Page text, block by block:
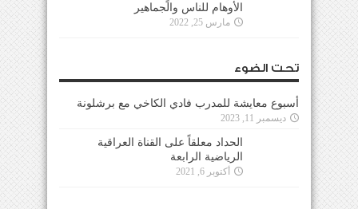
الأوهام للناس والجماهير
مارس 25, 2022
تحت الضوء
أسبوع معايشة للمدرب فادي الكاخي مع برشلونة
ديسمبر 11, 2023
الحداد معلقاً على القناة العراقية
الرياضية الرابعة
أكتوبر 6, 2021